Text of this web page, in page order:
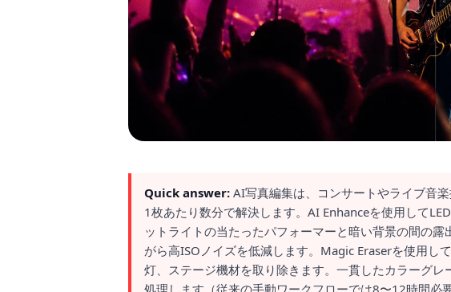
Quick answer: AI写真編集は、コンサートやライブ音
1枚あたり数分で解決します。AI Enhanceを使用して
ットライトの当たったパフォーマーと暗い背景の間の
がら高ISOノイズを低減します。Magic Eraserを使用し
灯、ステージ機材を取り除きます。一貫したカラーグ